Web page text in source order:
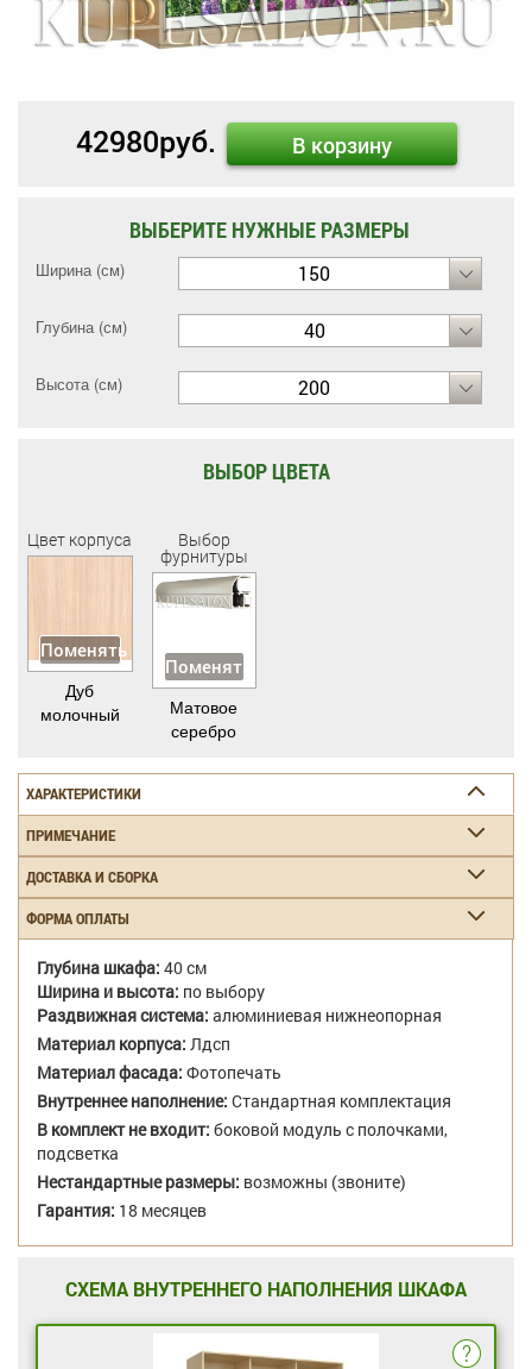
42980руб. В корзину
ВЫБЕРИТЕ НУЖНЫЕ РАЗМЕРЫ
Ширина (см) 150
Глубина (см) 40
Высота (см) 200
ВЫБОР ЦВЕТА
Цвет корпуса
Поменять
Дуб
молочный
Выбор
фурнитуры
Поменять
Матовое
серебро
ХАРАКТЕРИСТИКИ
ПРИМЕЧАНИЕ
ДОСТАВКА И СБОРКА
ФОРМА ОПЛАТЫ
Глубина шкафа: 40 см
Ширина и высота: по выбору
Раздвижная система: алюминиевая нижнеопорная
Материал корпуса: Лдсп
Материал фасада: Фотопечать
Внутреннее наполнение: Стандартная комплектация
В комплект не входит: боковой модуль с полочками,
подсветка
Нестандартные размеры: возможны (звоните)
Гарантия: 18 месяцев
СХЕМА ВНУТРЕННЕГО НАПОЛНЕНИЯ ШКАФА